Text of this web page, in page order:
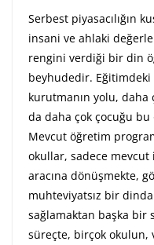
Serbest piyasacılığın
insani ve ahlaki
rengini verdiği bir din
beyhudedir. Eğitimdeki
kurutmanın yolu, daha
da daha çok çocuğu
Mevcut öğretim
okullar, sadece
aracına dönüşmekte,
muhteviyatsız bir
sağlamaktan başka bir
süreçte, birçok